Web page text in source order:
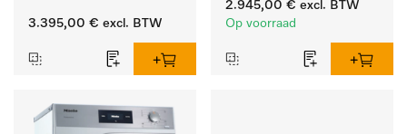
3.395,00 € excl. BTW
2.945,00 € excl. BTW
Op voorraad